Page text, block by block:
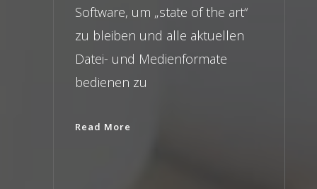
Software, um „state of the art“
zu bleiben und alle aktuellen
Datei- und Medienformate
bedienen zu
Read More